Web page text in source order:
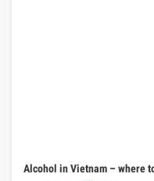
Alcohol in Vietnam – where